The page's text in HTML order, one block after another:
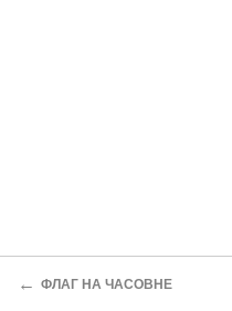
← ФЛАГ НА ЧАСОВНЕ